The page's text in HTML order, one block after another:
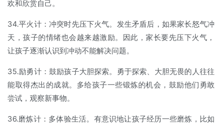
欢和欣赏自己。
34.平火计：冲突时先压下火气。发生矛盾后，如果家长怒气冲
天，孩子的情绪也会越来越激励。因此，家长要先压下火气，
让孩子逐渐认识到冲动不能解决问题。
35.励勇计：鼓励孩子大胆探索。勇于探索、大胆无畏的人往往
能取得杰出的成就。多给孩子一些锻炼的机会，鼓励他们勇敢
尝试，观察新事物。
36.磨炼计：多体验生活。有意识地让孩子经历一些磨炼，比如